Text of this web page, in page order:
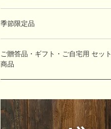
季節限定品
ご贈答品・ギフト・ご自宅用 セット
商品